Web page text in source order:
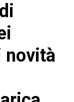
novità